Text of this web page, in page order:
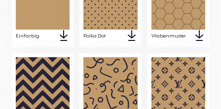
Einfarbig Polka Dot Wabenmuster